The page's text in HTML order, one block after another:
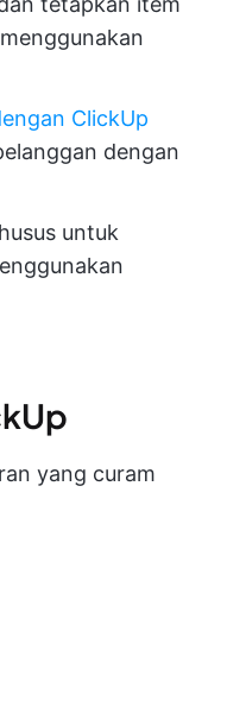
ClickUp
dengan
untuk
yang curam